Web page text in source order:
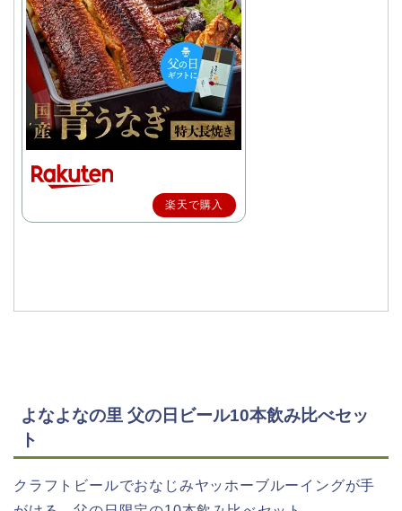
楽天で購入
よなよなの里 父の日ビール10本飲み比べセッ
ト
クラフトビールでおなじみヤッホーブルーイングが手